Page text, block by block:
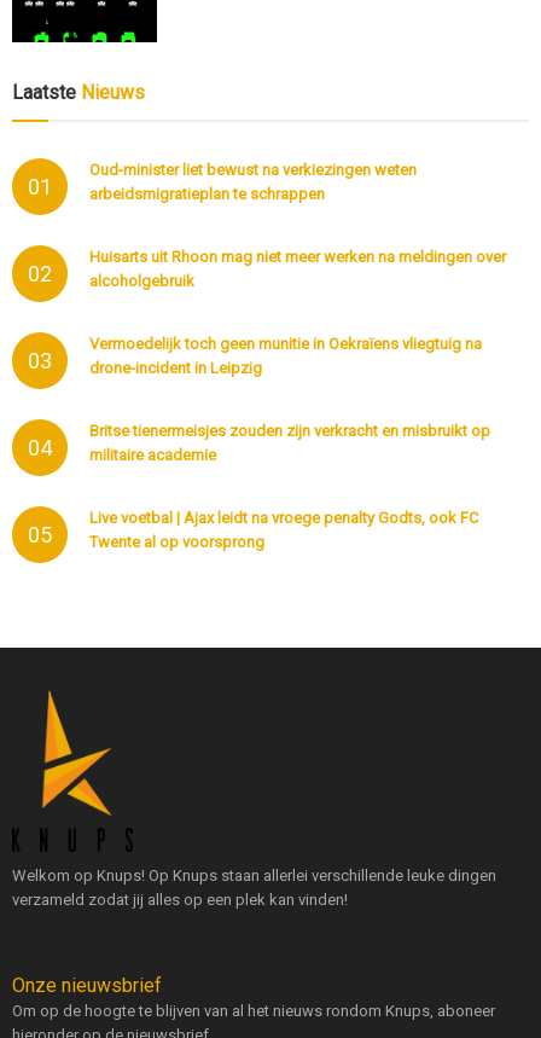
Laatste Nieuws
01
Oud-minister liet bewust na verkiezingen weten
arbeidsmigratieplan te schrappen
02
Huisarts uit Rhoon mag niet meer werken na meldingen over
alcoholgebruik
03
Vermoedelijk toch geen munitie in Oekraïens vliegtuig na
drone-incident in Leipzig
04
Britse tienermeisjes zouden zijn verkracht en misbruikt op
militaire academie
05
Live voetbal | Ajax leidt na vroege penalty Godts, ook FC
Twente al op voorsprong
Welkom op Knups! Op Knups staan allerlei verschillende leuke dingen
verzameld zodat jij alles op een plek kan vinden!
Onze nieuwsbrief
Om op de hoogte te blijven van al het nieuws rondom Knups, aboneer